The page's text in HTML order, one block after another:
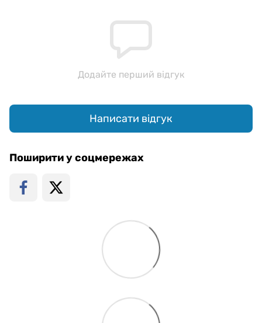
Додайте перший відгук
Написати відгук
Поширити у соцмережах